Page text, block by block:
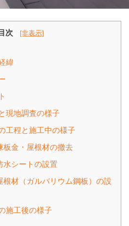
目次 [非表示]
緯
現地調査の様子
工程と施工中の様子
板金・屋根材の撤去
水シートの設置
根材（ガルバリウム鋼板）の設
施工後の様子